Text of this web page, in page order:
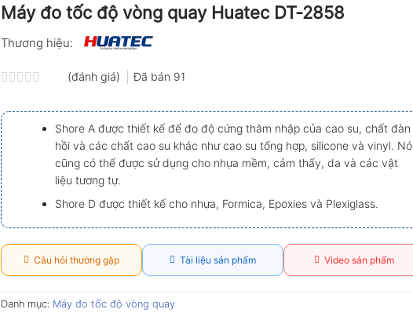
Máy đo tốc độ vòng quay Huatec DT-2858
Thương hiệu:
xếp
hạng
0.0
5
sao
(đánh giá) Đã bán 91
Shore A được thiết kế để đo độ cứng thâm nhập của cao su, chất đàn
hồi và các chất cao su khác như cao su tổng hợp, silicone và vinyl. Nó
cũng có thể được sử dụng cho nhựa mềm, cảm thấy, da và các vật
liệu tương tự.
Shore D được thiết kế cho nhựa, Formica, Epoxies và Plexiglass.
Câu hỏi thường gặp Tài liệu sản phẩm Video sản phẩm
Danh mục: Máy đo tốc độ vòng quay